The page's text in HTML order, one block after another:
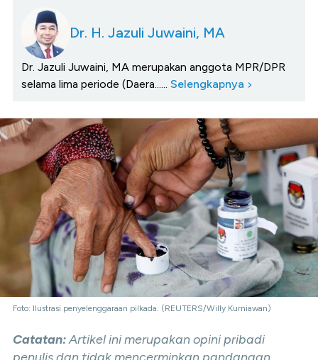
Dr. H. Jazuli Juwaini, MA
Dr. Jazuli Juwaini, MA merupakan anggota MPR/DPR
selama lima periode (Daera...... Selengkapnya
Foto: Ilustrasi penyelenggaraan pilkada. (REUTERS/Willy Kurniawan)
Catatan:Artikel ini merupakan opini pribadi